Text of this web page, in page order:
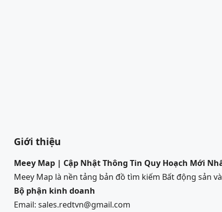
Giới thiệu
Meey Map | Cập Nhật Thông Tin Quy Hoạch Mới
Meey Map là nền tảng bản đồ tìm kiếm Bất động sản
Bộ phận kinh doanh
Email: sales.redtvn@gmail.com